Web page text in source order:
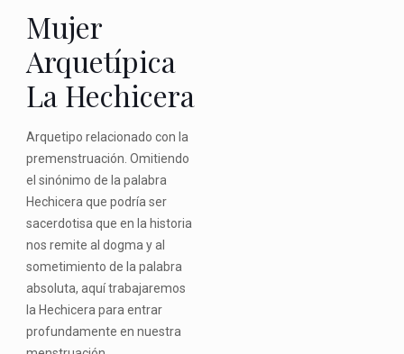
Mujer
Arquetípica
La Hechicera
Arquetipo relacionado con la
premenstruación. Omitiendo
el sinónimo de la palabra
Hechicera que podría ser
sacerdotisa que en la historia
nos remite al dogma y al
sometimiento de la palabra
absoluta, aquí trabajaremos
la Hechicera para entrar
profundamente en nuestra